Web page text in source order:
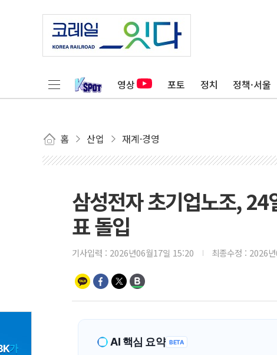
영상 포토 정치 정책·서울
홈 산업 재계·경영
삼성전자 초기업노조, 24
표 돌입
기사입력 : 2026년06월17일 15:20 최종수정 : 2026
AI 핵심 요약 BETA